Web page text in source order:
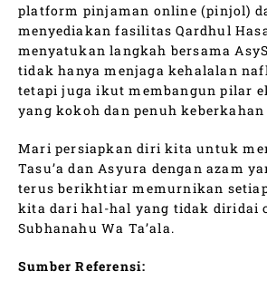
platform pinjaman online (pinjol)
menyediakan fasilitas Qardhul
menyatukan langkah bersama
tidak hanya menjaga kehalalan
tetapi juga ikut membangun pilar
yang kokoh dan penuh
Mari persiapkan diri kita untuk
Tasu’a dan Asyura dengan azam
terus berikhtiar memurnikan
kita dari hal-hal yang tidak diridai
Subhanahu Wa Ta’ala.
Sumber Referensi: